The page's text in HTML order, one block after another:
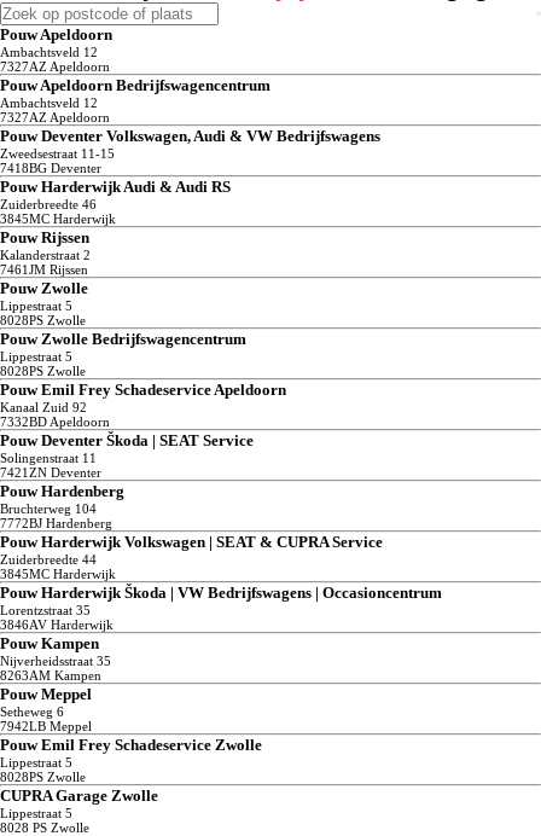
Pouw Apeldoorn
Ambachtsveld 12
7327AZ Apeldoorn
Pouw Apeldoorn Bedrijfswagencentrum
Ambachtsveld 12
7327AZ Apeldoorn
Pouw Deventer Volkswagen, Audi & VW Bedrijfswagens
Zweedsestraat 11-15
7418BG Deventer
Pouw Harderwijk Audi & Audi RS
Zuiderbreedte 46
3845MC Harderwijk
Pouw Rijssen
Kalanderstraat 2
7461JM Rijssen
Pouw Zwolle
Lippestraat 5
8028PS Zwolle
Pouw Zwolle Bedrijfswagencentrum
Lippestraat 5
8028PS Zwolle
Pouw Emil Frey Schadeservice Apeldoorn
Kanaal Zuid 92
7332BD Apeldoorn
Pouw Deventer Škoda | SEAT Service
Solingenstraat 11
7421ZN Deventer
Pouw Hardenberg
Bruchterweg 104
7772BJ Hardenberg
Pouw Harderwijk Volkswagen | SEAT & CUPRA Service
Zuiderbreedte 44
3845MC Harderwijk
Pouw Harderwijk Škoda | VW Bedrijfswagens | Occasioncentrum
Lorentzstraat 35
3846AV Harderwijk
Pouw Kampen
Nijverheidsstraat 35
8263AM Kampen
Pouw Meppel
Setheweg 6
7942LB Meppel
Pouw Emil Frey Schadeservice Zwolle
Lippestraat 5
8028PS Zwolle
CUPRA Garage Zwolle
Lippestraat 5
8028 PS Zwolle